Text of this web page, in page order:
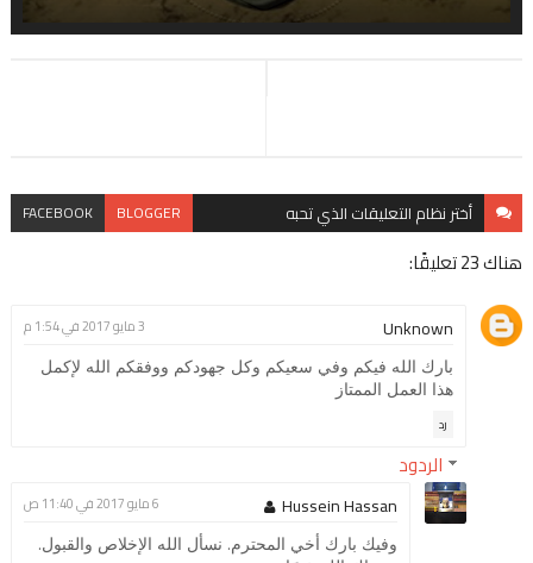
أختر نظام التعليقات الذي تحبه BLOGGER
FACEBOOK
هناك 23 تعليقًا:
Unknown 3 مايو 2017 في 1:54 م
بارك الله فيكم وفي سعيكم وكل جهودكم ووفقكم الله لإكمل
هذا العمل الممتاز
رد
الردود
Hussein Hassan 6 مايو 2017 في 11:40 ص
وفيك بارك أخي المحترم. نسأل الله الإخلاص والقبول.